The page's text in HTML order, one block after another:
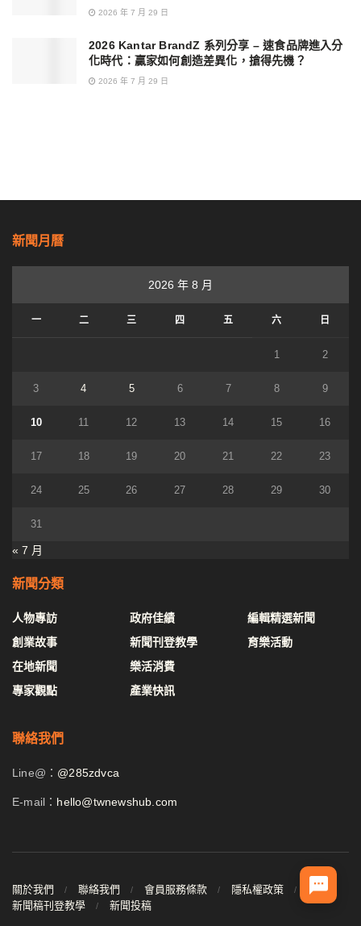
2026 年 7 月 29 日
2026 Kantar BrandZ 系列分享 – 速食品牌進入分
化時代：贏家如何創造差異化，搶得先機？
2026 年 7 月 29 日
新聞月曆
2026 年 8 月
一 二 三 四 五 六 日
1 2
3 4 5 6 7 8 9
10 11 12 13 14 15 16
17 18 19 20 21 22 23
24 25 26 27 28 29 30
31
« 7 月
新聞分類
人物專訪
創業故事
在地新聞
專家觀點
政府佳績
新聞刊登教學
樂活消費
產業快訊
編輯精選新聞
育樂活動
聯絡我們
Line@： @285zdvca
E-mail： hello@twnewshub.com
關於我們 聯絡我們 會員服務條款
隱私權政策
新聞稿刊登教學
新聞投稿